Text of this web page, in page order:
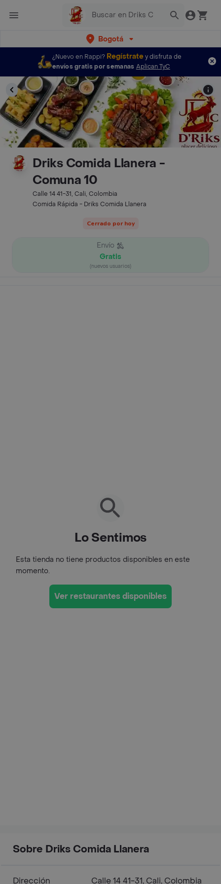
Bogotá
¿Nuevo en Rappi? Regístratey disfruta de
envíos gratis por semanas Aplican TyC
Driks Comida Llanera -
Comuna 10
Calle 14 41-31, Cali, Colombia
Comida Rápida - Driks Comida Llanera
Cerrado por hoy
Envío
Gratis
(nuevos usuarios)
Lo Sentimos
Esta tienda no tiene productos disponibles en este
momento.
Ver restaurantes disponibles
Sobre Driks Comida Llanera
Dirección Calle 14 41-31, Cali, Colombia